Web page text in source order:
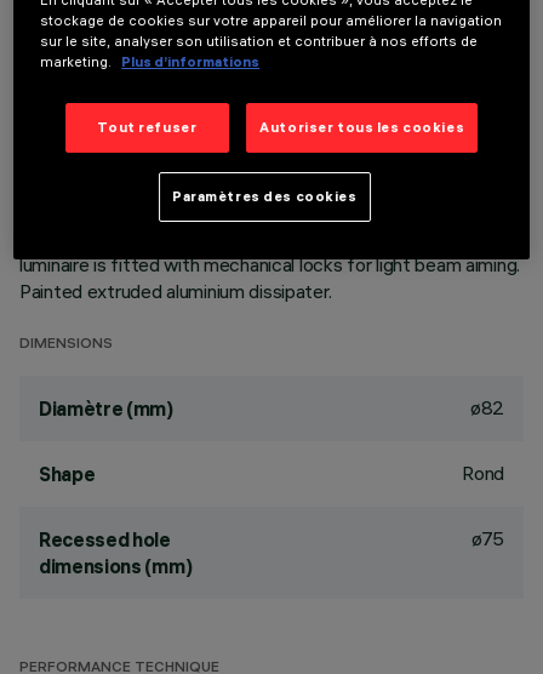
DESCRIPTION
Round adjustable luminaire designed to use an LED lamp with
Version with rim for surface-mounting. Painted, die-cast
aluminium body. Lower reflector vacuum-metallised with
aluminium vapours with an anti-scratch protective layer.
Anodised aluminium upper reflector. Black, zinc-plated sheet
luminaire is fitted with mechanical locks for light beam aiming.
Painted extruded aluminium dissipater.
DIMENSIONS
Diamètre (mm) ø82
Shape Rond
Recessed hole
dimensions (mm)
ø75
PERFORMANCE TECHNIQUE
stockage de cookies sur votre appareil pour améliorer la navigation
sur le site, analyser son utilisation et contribuer à nos efforts de
marketing.
Plus d’informations
Tout refuser Autoriser tous les cookies
Paramètres des cookies